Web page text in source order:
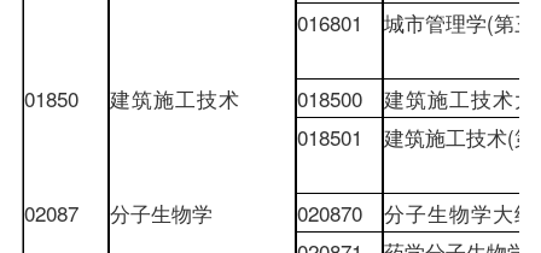
016801
城市管理学(第三
01850 建筑施工技术 018500
建筑施工技术
018501
建筑施工技术(第
02087 分子生物学 020870
分子生物学大纲